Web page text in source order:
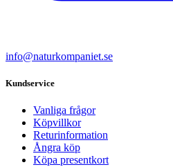
info@naturkompaniet.se
Kundservice
Vanliga frågor
Köpvillkor
Returinformation
Ångra köp
Köpa presentkort